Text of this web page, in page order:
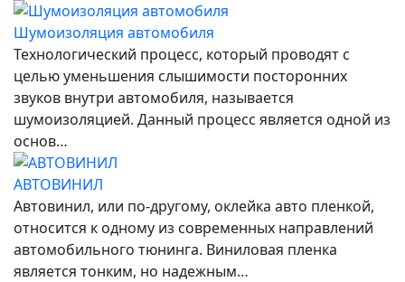
Шумоизоляция автомобиля
Технологический процесс, который проводят с
целью уменьшения слышимости посторонних
звуков внутри автомобиля, называется
шумоизоляцией. Данный процесс является одной из
основ…
АВТОВИНИЛ
Автовинил, или по-другому, оклейка авто пленкой,
относится к одному из современных направлений
автомобильного тюнинга. Виниловая пленка
является тонким, но надежным…